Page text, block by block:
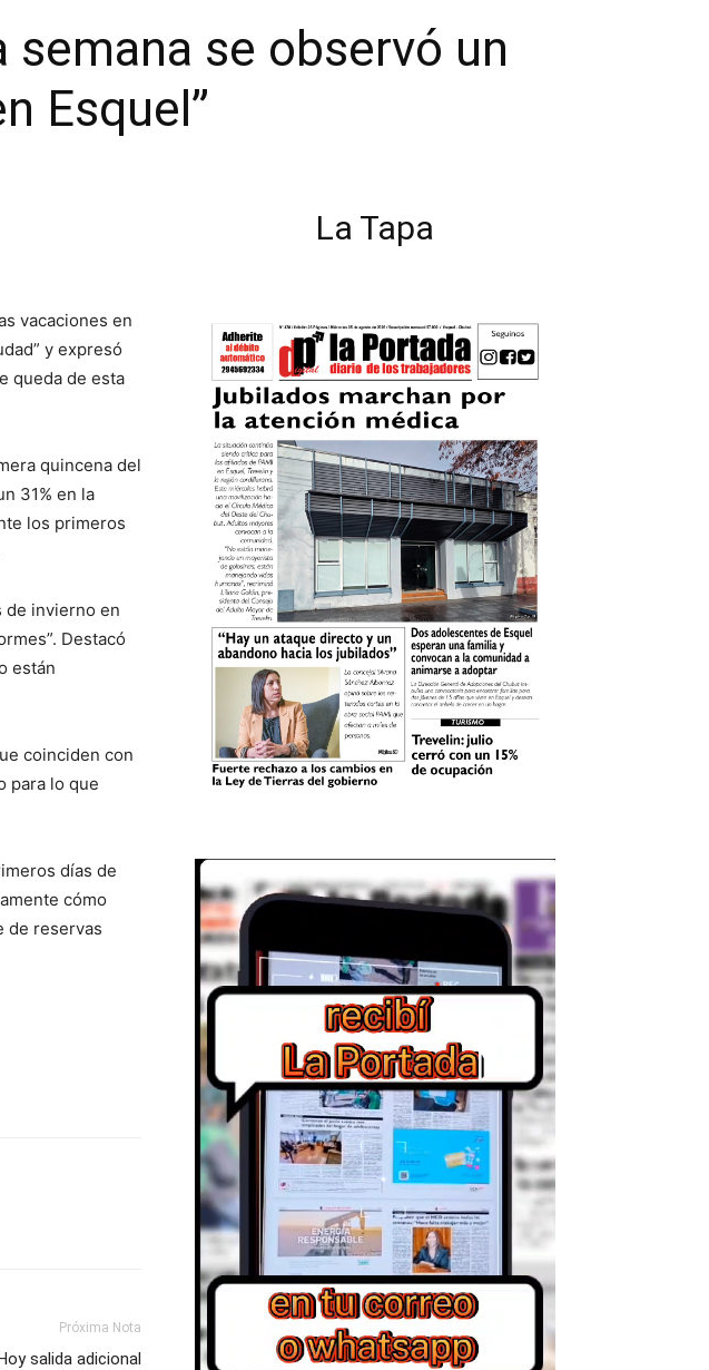
se observó un
Esquel”
vacaciones en
y expresó
queda de esta
quincena del
31% en la
los primeros
de invierno en
Destacó
están
coinciden con
para lo que
días de
cómo
de reservas
Próxima Nota
salida adicional
La Tapa